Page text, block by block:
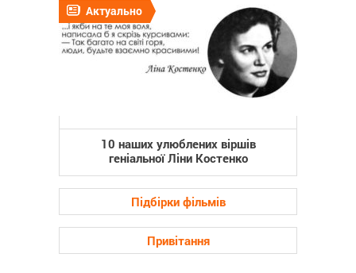
Актуально
10 наших улюблених віршів
геніальної Ліни Костенко
Підбірки фільмів
Привітання